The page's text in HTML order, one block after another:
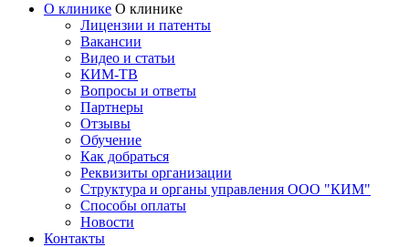
О клинике О клинике
Лицензии и патенты
Вакансии
Видео и статьи
КИМ-ТВ
Вопросы и ответы
Партнеры
Отзывы
Обучение
Как добраться
Реквизиты организации
Структура и органы управления ООО "КИМ"
Способы оплаты
Новости
Контакты